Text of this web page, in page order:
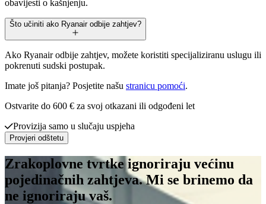
obavijesti o kašnjenju.
Što učiniti ako Ryanair odbije zahtjev?
Ako Ryanair odbije zahtjev, možete koristiti specijaliziranu uslugu ili
pokrenuti sudski postupak.
Imate još pitanja? Posjetite našu stranicu pomoći.
Ostvarite do 600 € za svoj otkazani ili odgođeni let
Provizija samo u slučaju uspjeha
Provjeri odštetu
Zrakoplovne tvrtke ignoriraju većinu
pojedinačnih zahtjeva. Mi se brinemo da
ne ignoriraju vaš.